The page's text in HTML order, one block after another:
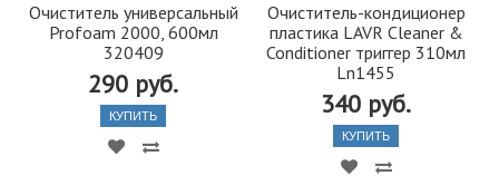
Очиститель универсальный
Profoam 2000, 600мл
320409
290 руб.
КУПИТЬ
Очиститель-кондиционер
пластика LAVR Cleaner &
Conditioner триггер 310мл
Ln1455
340 руб.
КУПИТЬ